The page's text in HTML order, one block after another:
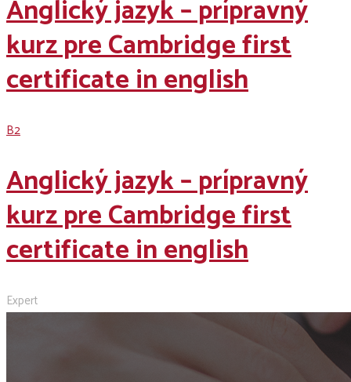
Anglický jazyk – prípravný
kurz pre Cambridge first
certificate in english
B2
Anglický jazyk – prípravný
kurz pre Cambridge first
certificate in english
Expert